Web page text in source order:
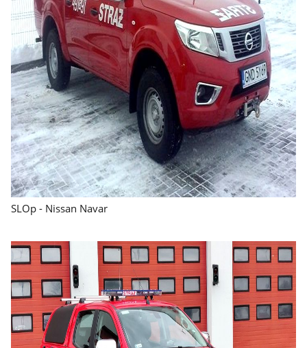
SLOp - Nissan Navar